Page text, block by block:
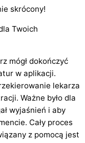
skrócony!
Twoich
mógł dokończyć
w aplikacji.
lekarza
Ważne było dla
wyjaśnień i aby
Cały proces
z pomocą jest